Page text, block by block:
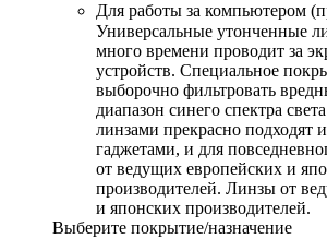
Для работы за компьютером
Универсальные утонченные
много времени проводит за
устройств. Специальное
выборочно фильтровать
диапазон синего спектра
линзами прекрасно подходят
гаджетами, и для
от ведущих европейских и
производителей. Линзы от
и японских производителей.
Выберите покрытие/назначение